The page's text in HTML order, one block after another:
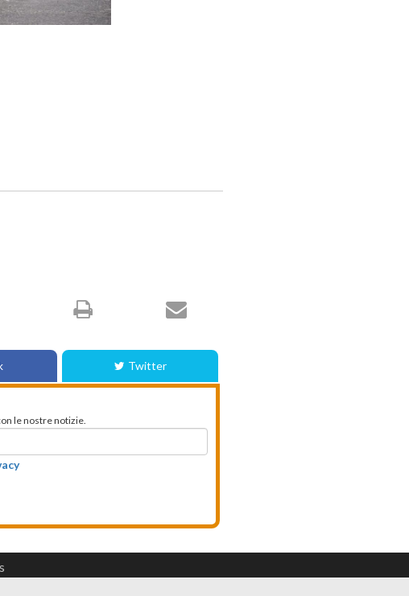
Twitter
le nostre notizie.